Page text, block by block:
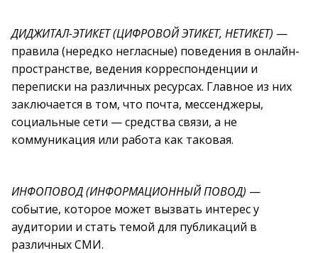
ДИДЖИТАЛ-ЭТИКЕТ (ЦИФРОВОЙ ЭТИКЕТ, НЕТИКЕТ) —
правила (нередко негласные) поведения в онлайн-
пространстве, ведения корреспонденции и
переписки на различных ресурсах. Главное из них
заключается в том, что почта, мессенджеры,
социальные сети — средства связи, а не
коммуникация или работа как таковая.
ИНФОПОВОД (ИНФОРМАЦИОННЫЙ ПОВОД) —
событие, которое может вызвать интерес у
аудитории и стать темой для публикаций в
различных СМИ.